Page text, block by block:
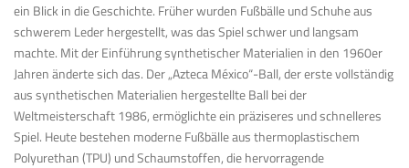
ein Blick in die Geschichte. Früher wurden Fußbälle und Schuhe aus
schwerem Leder hergestellt, was das Spiel schwer und langsam
machte. Mit der Einführung synthetischer Materialien in den 1960er
Jahren änderte sich das. Der „Azteca México“-Ball, der erste vollständig
aus synthetischen Materialien hergestellte Ball bei der
Weltmeisterschaft 1986, ermöglichte ein präziseres und schnelleres
Spiel. Heute bestehen moderne Fußbälle aus thermoplastischem
Polyurethan (TPU) und Schaumstoffen, die hervorragende